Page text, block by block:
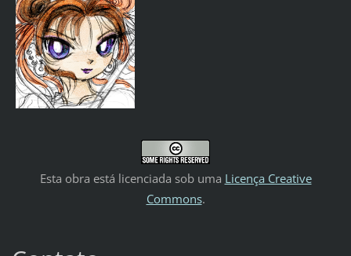
Esta obra está licenciada sob uma Licença Creative
Commons.